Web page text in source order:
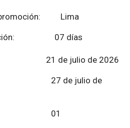
promoción: Lima
07 días
21 de julio de 2026
27 de julio de
01